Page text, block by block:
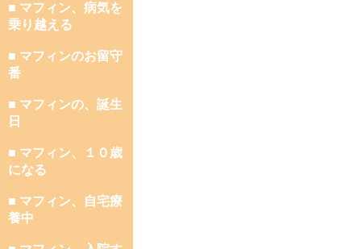
■ マフィン、病気を
乗り越える
■ マフィンのお留守
番
■ マフィンの、誕生
日
■ マフィン、１０歳
になる
■ マフィン、自宅療
養中